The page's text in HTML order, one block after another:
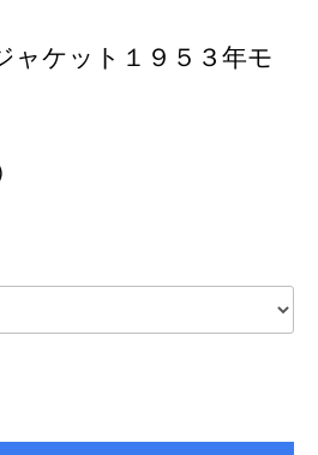
ャケット１９５３年モ